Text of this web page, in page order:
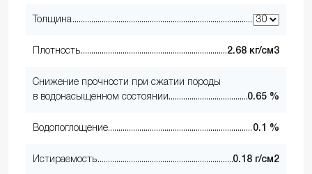
Толщина
Плотность 2.68 кг/см3
Снижение прочности при сжатии породы
в водонасыщенном состоянии
0.65 %
Водопоглощение 0.1 %
Истираемость 0.18 г/см2